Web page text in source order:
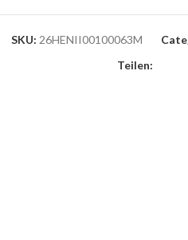
SKU: 26HENII00100063M
Teilen: